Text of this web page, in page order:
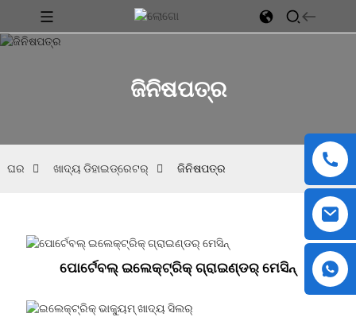
ଜିନିଷପତ୍ର
ଘର ଖାଦ୍ୟ ଡିହାଇଡ୍ରେଟର୍ ଜିନିଷପତ୍ର
ପୋର୍ଟେବଲ୍ ଇଲେକ୍ଟ୍ରିକ୍ ଗ୍ରାଇଣ୍ଡର୍ ମେସିନ୍